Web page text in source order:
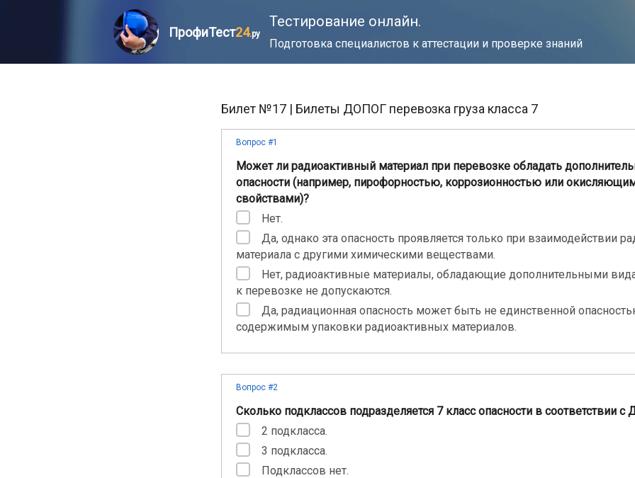
ПрофиТест24.ру
Тестирование онлайн.
Подготовка специалистов к аттестации и проверке знаний
Билет №17 | Билеты ДОПОГ перевозка груза класса 7
Вопрос #1
Может ли радиоактивный материал при перевозке обладать
опасности (например, пирофорностью, коррозионностью или
свойствами)?
Нет.
Да, однако эта опасность проявляется только при взаимодействии
материала с другими химическими веществами.
Нет, радиоактивные материалы, обладающие дополнительными
к перевозке не допускаются.
Да, радиационная опасность может быть не единственной
содержимым упаковки радиоактивных материалов.
Вопрос #2
Сколько подклассов подразделяется 7 класс опасности в соответствии
2 подкласса.
3 подкласса.
Подклассов нет.